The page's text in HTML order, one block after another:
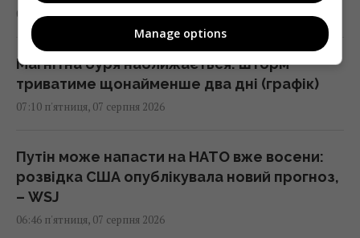
07:10 п'ятниця, 07 серпня 2026
Магнітна буря наближається: шторм
триватиме щонайменше два дні (графік)
07:10 п'ятниця, 07 серпня 2026
Путін може напасти на НАТО вже восени:
розвідка США опублікувала новий прогноз,
– WSJ
06:46 п'ятниця, 07 серпня 2026
Manage options